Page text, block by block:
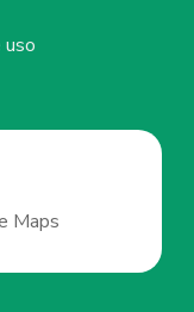
uso
Maps